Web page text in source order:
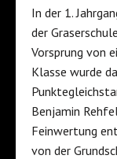
In der 1.
der
Vorsprung von
Klasse wurde
Benjamin
Feinwertung
von der